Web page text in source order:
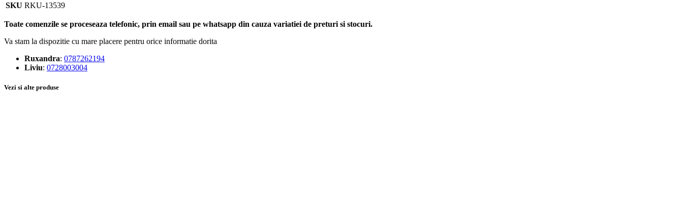
SKU RKU-13539
Toate comenzile se proceseaza telefonic, prin email sau pe whatsapp din cauza variatiei de preturi si stocuri.
Va stam la dispozitie cu mare placere pentru orice informatie dorita
Ruxandra: 0787262194
Liviu: 0728003004
Vezi si alte produse